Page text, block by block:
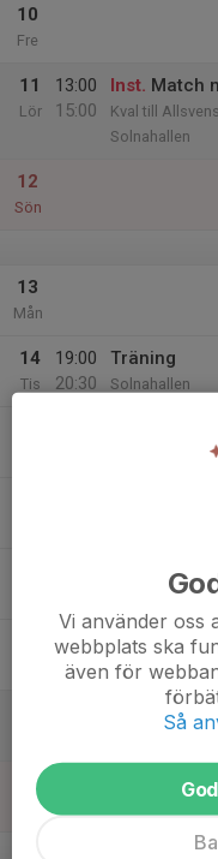
10
Fre
11
Lör
13:00
15:00
Inst. Match
Kval till
Solnahallen
12
Sön
13
Mån
14
Tis
19:00
20:30
Träning
Solnahallen
OBS!!
Träning
Solnahallen
19
Sön
Vi använder oss
webbplats ska
även för
Så